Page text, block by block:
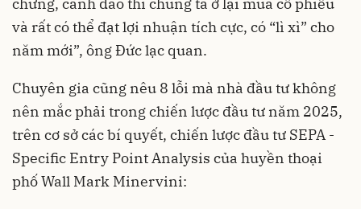
chưng, cành đào thì chúng ta ở lại mua cổ phiếu
và rất có thể đạt lợi nhuận tích cực, có “lì xì” cho
năm mới”, ông Đức lạc quan.
Chuyên gia cũng nêu 8 lỗi mà nhà đầu tư không
nên mắc phải trong chiến lược đầu tư năm 2025,
trên cơ sở các bí quyết, chiến lược đầu tư SEPA -
Specific Entry Point Analysis của huyền thoại
phố Wall Mark Minervini: